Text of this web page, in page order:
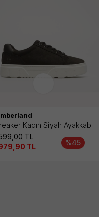
Kadın Siyah Ayakkabı
TL
TL %45